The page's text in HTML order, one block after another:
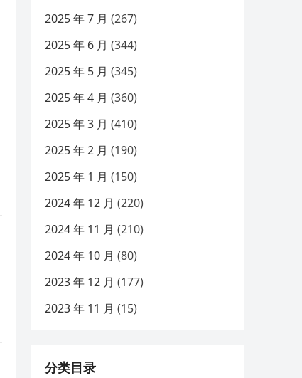
2025 年 7 月 (267)
2025 年 6 月 (344)
2025 年 5 月 (345)
2025 年 4 月 (360)
2025 年 3 月 (410)
2025 年 2 月 (190)
2025 年 1 月 (150)
2024 年 12 月 (220)
2024 年 11 月 (210)
2024 年 10 月 (80)
2023 年 12 月 (177)
2023 年 11 月 (15)
分类目录